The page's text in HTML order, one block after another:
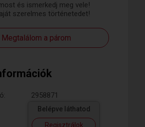
és ismerkedj meg vele!
szerelmes történetedet!
Megtalálom a párom
2958871
Belépve láthatod
Regisztrálok